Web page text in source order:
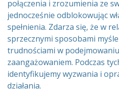
połączenia i zrozumienia ze
jednocześnie odblokowując
spełnienia. Zdarza się, że w
sprzecznymi sposobami
trudnościami w
zaangażowaniem. Podczas
identyfikujemy wyzwania i
działania.